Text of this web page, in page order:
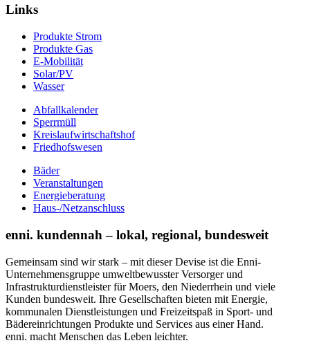
Links
Produkte Strom
Produkte Gas
E-Mobilität
Solar/PV
Wasser
Abfallkalender
Sperrmüll
Kreislaufwirtschaftshof
Friedhofswesen
Bäder
Veranstaltungen
Energieberatung
Haus-/Netzanschluss
enni. kundennah – lokal, regional, bundesweit
Gemeinsam sind wir stark – mit dieser Devise ist die Enni-
Unternehmensgruppe umweltbewusster Versorger und
Infrastrukturdienstleister für Moers, den Niederrhein und viele
Kunden bundesweit. Ihre Gesellschaften bieten mit Energie,
kommunalen Dienstleistungen und Freizeitspaß in Sport- und
Bädereinrichtungen Produkte und Services aus einer Hand.
enni. macht Menschen das Leben leichter.